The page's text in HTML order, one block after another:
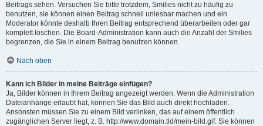
Beitrags sehen. Versuchen Sie bitte trotzdem, Smilies nicht zu häufig zu
benutzen, sie können einen Beitrag schnell unlesbar machen und ein
Moderator könnte deshalb Ihren Beitrag entsprechend überarbeiten oder gar
komplett löschen. Die Board-Administration kann auch die Anzahl der Smilies
begrenzen, die Sie in einem Beitrag benutzen können.
Nach oben
Kann ich Bilder in meine Beiträge einfügen?
Ja, Bilder können in Ihrem Beitrag angezeigt werden. Wenn die Administration
Dateianhänge erlaubt hat, können Sie das Bild auch direkt hochladen.
Ansonsten müssen Sie zu einem Bild verlinken, das auf einem öffentlich
zugänglichen Server liegt, z. B. http://www.domain.tld/mein-bild.gif. Sie können